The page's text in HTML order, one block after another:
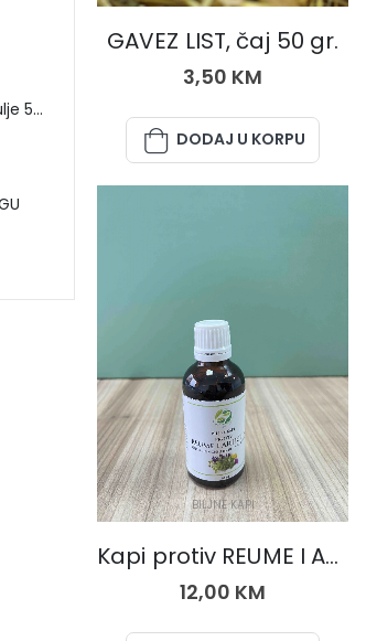
GAVEZ LIST, čaj 50 gr.
3,50 KM
DODAJ U KORPU
BILJNE KAPI
Kapi protiv REUME I ARTRITISA (išijasa, diskushernije i spondiloze), kapi
12,00 KM
SJEMENKE GROŽĐA ulje 50 ml